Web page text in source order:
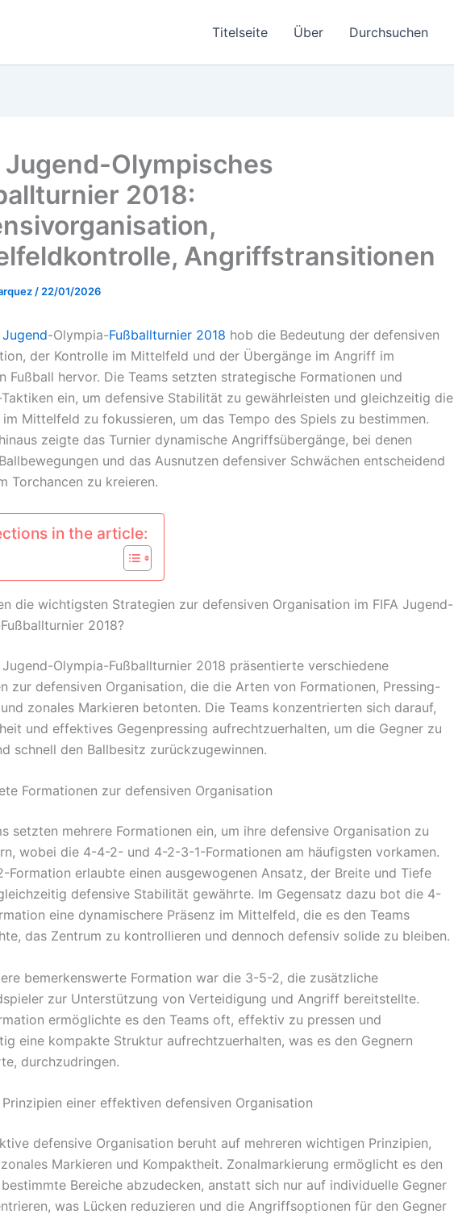
Titelseite Über Durchsuchen
Jugend-Olympisches
2018:
Angriffstransitionen
/ 22/01/2026
Jugend-Olympia-Fußballturnier 2018 hob die Bedeutung der defensiven
der Kontrolle im Mittelfeld und der Übergänge im Angriff im
Fußball hervor. Die Teams setzten strategische Formationen und
Taktiken ein, um defensive Stabilität zu gewährleisten und gleichzeitig die
im Mittelfeld zu fokussieren, um das Tempo des Spiels zu bestimmen.
zeigte das Turnier dynamische Angriffsübergänge, bei denen
und das Ausnutzen defensiver Schwächen entscheidend
Torchancen zu kreieren.
in the article:
die wichtigsten Strategien zur defensiven Organisation im FIFA Jugend-
2018?
Jugend-Olympia-Fußballturnier 2018 präsentierte verschiedene
zur defensiven Organisation, die die Arten von Formationen, Pressing-
zonales Markieren betonten. Die Teams konzentrierten sich darauf,
und effektives Gegenpressing aufrechtzuerhalten, um die Gegner zu
schnell den Ballbesitz zurückzugewinnen.
Formationen zur defensiven Organisation
setzten mehrere Formationen ein, um ihre defensive Organisation zu
wobei die 4-4-2- und 4-2-3-1-Formationen am häufigsten vorkamen.
Formation erlaubte einen ausgewogenen Ansatz, der Breite und Tiefe
defensive Stabilität gewährte. Im Gegensatz dazu bot die 4-
eine dynamischere Präsenz im Mittelfeld, die es den Teams
das Zentrum zu kontrollieren und dennoch defensiv solide zu bleiben.
bemerkenswerte Formation war die 3-5-2, die zusätzliche
zur Unterstützung von Verteidigung und Angriff bereitstellte.
ermöglichte es den Teams oft, effektiv zu pressen und
eine kompakte Struktur aufrechtzuerhalten, was es den Gegnern
durchzudringen.
einer effektiven defensiven Organisation
defensive Organisation beruht auf mehreren wichtigen Prinzipien,
Markieren und Kompaktheit. Zonalmarkierung ermöglicht es den
Bereiche abzudecken, anstatt sich nur auf individuelle Gegner
was Lücken reduzieren und die Angriffsoptionen für den Gegner